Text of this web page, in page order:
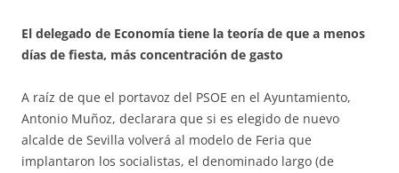
El delegado de Economía tiene la teoría de que a menos
días de fiesta, más concentración de gasto
A raíz de que el portavoz del PSOE en el Ayuntamiento,
Antonio Muñoz, declarara que si es elegido de nuevo
alcalde de Sevilla volverá al modelo de Feria que
implantaron los socialistas, el denominado largo (de